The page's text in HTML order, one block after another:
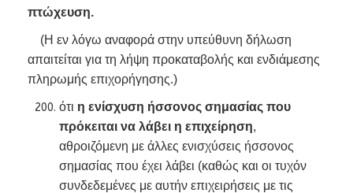
πτώχευση.
(Η εν λόγω αναφορά στην υπεύθυνη δήλωση
απαιτείται για τη λήψη προκαταβολής και ενδιάμεσης
πληρωμής επιχορήγησης.)
ότι η ενίσχυση ήσσονος σημασίας που
πρόκειται να λάβει η επιχείρηση,
αθροιζόμενη με άλλες ενισχύσεις ήσσονος
σημασίας που έχει λάβει (καθώς και οι τυχόν
συνδεδεμένες με αυτήν επιχειρήσεις με τις